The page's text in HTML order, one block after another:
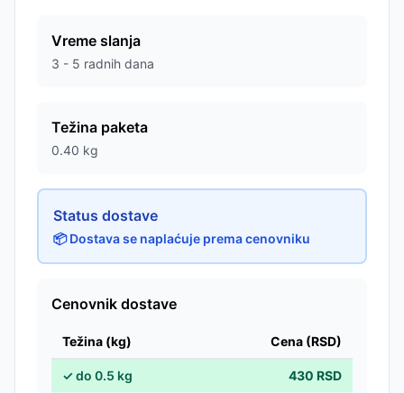
Vreme slanja
3 - 5 radnih dana
Težina paketa
0.40 kg
Status dostave
📦 Dostava se naplaćuje prema cenovniku
Cenovnik dostave
Težina (kg) Cena (RSD)
✓do 0.5 kg 430 RSD